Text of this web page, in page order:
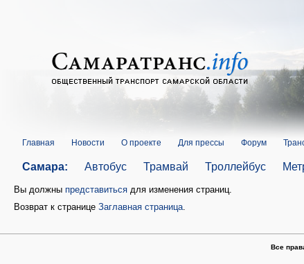
Главная Новости О проекте Для прессы Форум
Самара: Автобус Трамвай Троллейбус
Вы должны представиться для изменения страниц.
Возврат к странице Заглавная страница.
Все